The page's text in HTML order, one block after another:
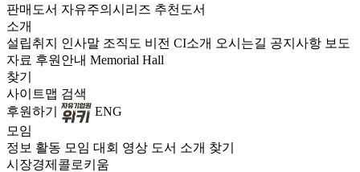
판매도서 자유주의시리즈 추천도서
소개
설립취지 인사말 조직도 비전 CI소개 오시는길 공지사항 보도
자료 후원안내 Memorial Hall
찾기
사이트맵 검색
후원하기
ENG
모임
정보 활동 모임 대회 영상 도서 소개 찾기
시장경제콜로키움